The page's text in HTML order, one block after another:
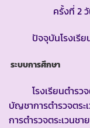
ครั้งที่ 2 วันที่
ปัจจุบันโรงเรียน
ระบบการศึกษา
โรงเรียนตำรวจ
บัญชาการตำรวจตร
การตำรวจตระเวนช